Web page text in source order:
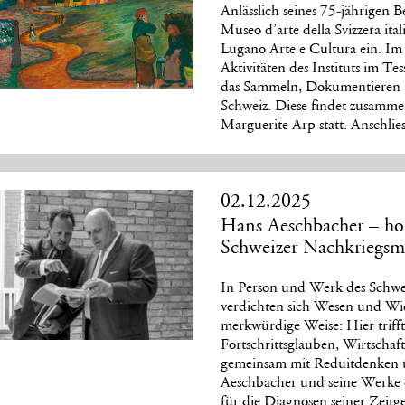
Anlässlich seines 75-jährigen
Museo d’arte della Svizzera
Lugano Arte e Cultura ein.
Aktivitäten des Instituts im
das Sammeln,
Schweiz. Diese findet
Marguerite Arp statt.
02.12.2025
Hans Aeschbacher –
Schweizer
In Person und Werk des
verdichten sich Wesen und
merkwürdige Weise: Hier
Fortschrittsglauben,
gemeinsam mit
Aeschbacher und seine